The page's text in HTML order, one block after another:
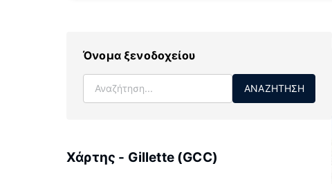
Όνομα ξενοδοχείου
ΑΝΑΖΉΤΗΣΗ
Χάρτης - Gillette (GCC)